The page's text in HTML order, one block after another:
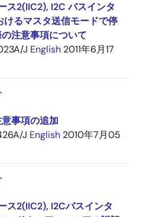
ス2(IIC2), I2C バスインタ
るマスタ送信モードで停
注意事項について
J English 2011年6月17
事項の追加
J English 2010年7月05
ス2(IIC2), I2Cバスインタ